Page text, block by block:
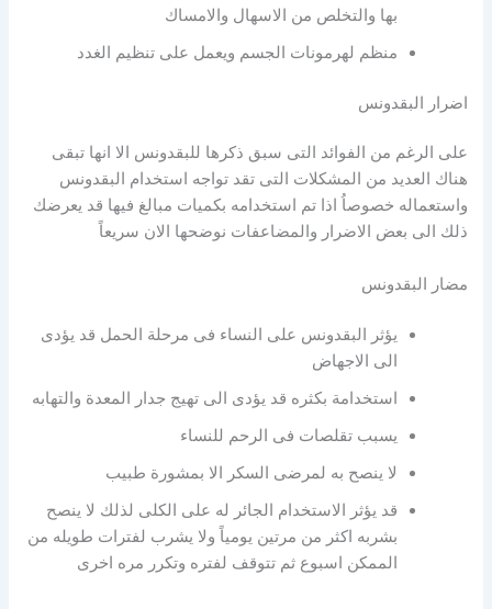
بها والتخلص من الاسهال والامساك
منظم لهرمونات الجسم ويعمل على تنظيم الغدد
اضرار البقدونس
على الرغم من الفوائد التى سبق ذكرها للبقدونس الا انها تبقى
هناك العديد من المشكلات التى تقد تواجه استخدام البقدونس
واستعماله خصوصاُ اذا تم استخدامه بكميات مبالغ فيها قد يعرضك
ذلك الى بعض الاضرار والمضاعفات نوضحها الان سريعاً
مضار البقدونس
يؤثر البقدونس على النساء فى مرحلة الحمل قد يؤدى
الى الاجهاض
استخدامة بكثره قد يؤدى الى تهيج جدار المعدة والتهابه
يسبب تقلصات فى الرحم للنساء
لا ينصح به لمرضى السكر الا بمشورة طبيب
قد يؤثر الاستخدام الجائر له على الكلى لذلك لا ينصح
بشربه اكثر من مرتين يومياً ولا يشرب لفترات طويله من
الممكن اسبوع ثم تتوقف لفتره وتكرر مره اخرى